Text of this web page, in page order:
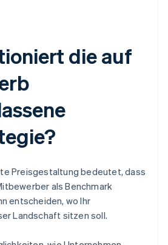
die auf
Preisgestaltung bedeutet, dass
als Benchmark
entscheiden, wo Ihr
Landschaft sitzen soll.